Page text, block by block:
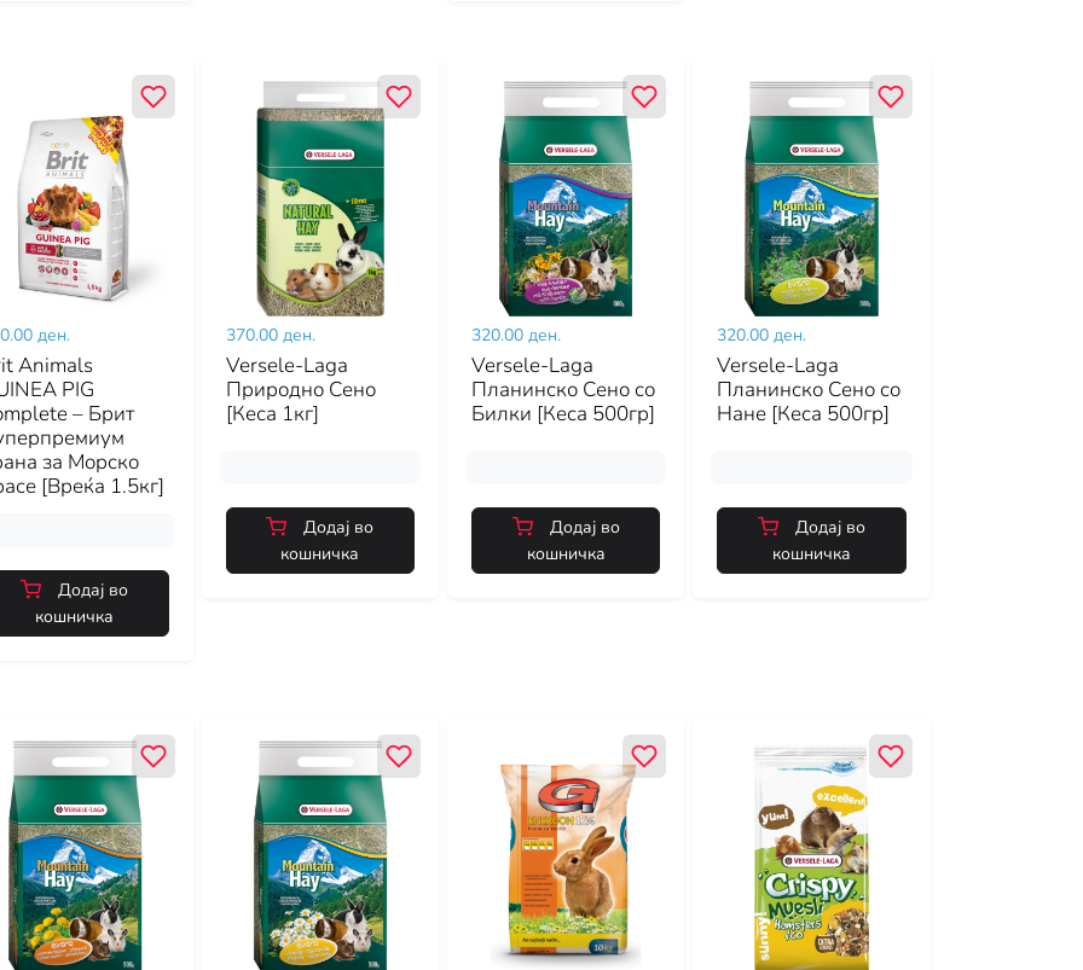
ден.
Animals
PIG
– Брит
за Морско
[Вреќа 1.5кг]
Додај во
кошничка
370.00 ден.
Versele-Laga
Природно Сено
[Кеса 1кг]
Додај во
кошничка
320.00 ден.
Versele-Laga
Планинско Сено со
Билки [Кеса 500гр]
Додај во
кошничка
320.00 ден.
Versele-Laga
Планинско Сено со
Нане [Кеса 500гр]
Додај во
кошничка